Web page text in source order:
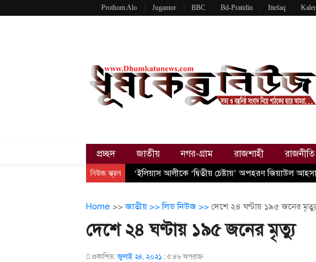
Prothom Alo Jugantor BBC Bd-Pratidin Ittefaq
প্রচ্ছদ জাতীয় নগর-গ্রাম রাজশাহী রাজনীতি
নিউজ স্ক্রল ‘ইলিয়াস আলীকে ‘দ্বিতীয় চেষ্টায়’ অপহরণ জিয়াউল
Home >>জাতীয় >>লিড নিউজ >> দেশে ২৪ ঘণ্টায় ১৯৫ জনের মৃত্যু
দেশে ২৪ ঘণ্টায় ১৯৫ জনের মৃত্যু
প্রকাশিত:জুলাই ২৪, ২০২১ ; ৫:৪৬ অপরাহ্ণ